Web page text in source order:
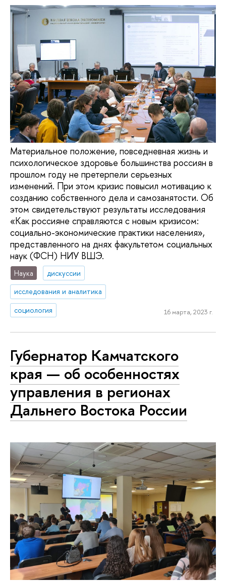
Материальное положение, повседневная жизнь и
психологическое здоровье большинства россиян в
прошлом году не претерпели серьезных
изменений. При этом кризис повысил мотивацию к
созданию собственного дела и самозанятости. Об
этом свидетельствуют результаты исследования
«Как россияне справляются с новым кризисом:
социально-экономические практики населения»,
представленного на днях факультетом социальных
наук (ФСН) НИУ ВШЭ.
Наука
дискуссии
исследования и аналитика
социология
16 марта, 2023 г.
Губернатор Камчатского
края — об особенностях
управления в регионах
Дальнего Востока России